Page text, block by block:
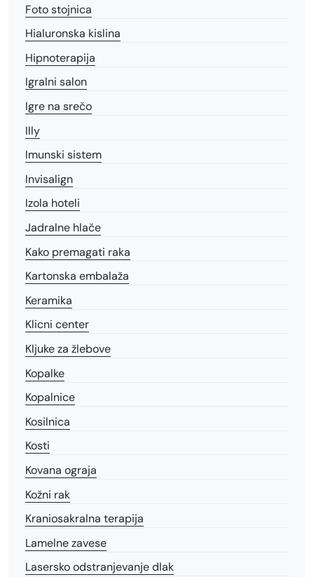
Foto stojnica
Hialuronska kislina
Hipnoterapija
Igralni salon
Igre na srečo
Illy
Imunski sistem
Invisalign
Izola hoteli
Jadralne hlače
Kako premagati raka
Kartonska embalaža
Keramika
Klicni center
Kljuke za žlebove
Kopalke
Kopalnice
Kosilnica
Kosti
Kovana ograja
Kožni rak
Kraniosakralna terapija
Lamelne zavese
Lasersko odstranjevanje dlak